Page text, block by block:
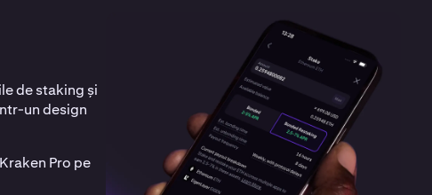
de staking și
un design
Pro pe